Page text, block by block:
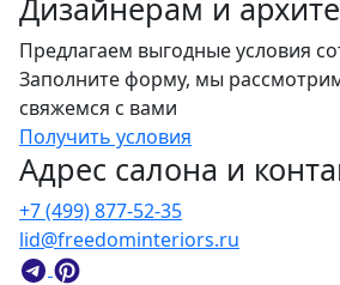
Дизайнерам и
Предлагаем выгодные условия
Заполните форму, мы
свяжемся с вами
Получить условия
Адрес салона и
+7 (499) 877-52-35
lid@freedominteriors.ru